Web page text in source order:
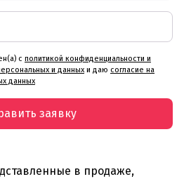
с политикой конфиденциальности и
и данных и даю согласие на
данных
заявку
в продаже,